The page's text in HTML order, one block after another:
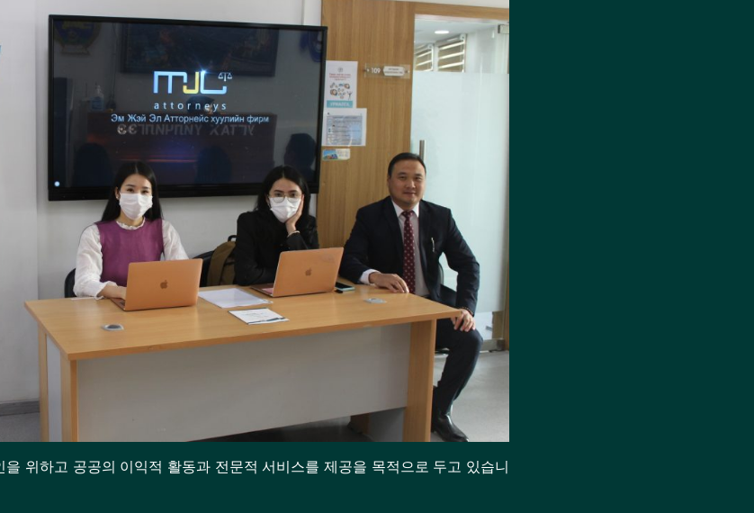
을 위하고 공공의 이익적 활동과 전문적 서비스를 제공을 목적으로 두고 있습니